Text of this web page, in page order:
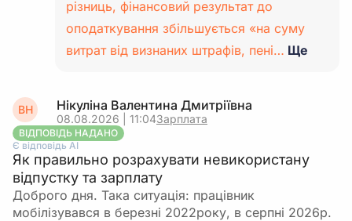
різниць, фінансовий результат до
оподаткування збільшується «на суму
витрат від визнаних штрафів, пені… Ще
ВН Нікуліна Валентина Дмитріївна
08.08.2026 | 11:04Зарплата
ВІДПОВІДЬ НАДАНО
Є відповідь АІ
Як правильно розрахувати невикористану
відпустку та зарплату
Доброго дня. Така ситуація: працівник
мобілізувався в березні 2022року, в серпні 2026р.